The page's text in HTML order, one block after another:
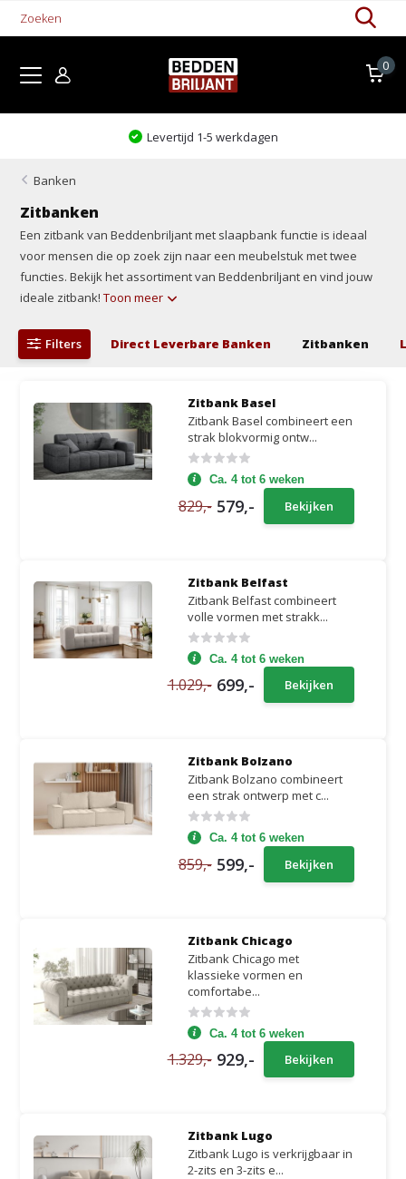
0
Levertijd 1-5 werkdagen
Banken
Zitbanken
Een zitbank van Beddenbriljant met slaapbank functie is ideaal
voor mensen die op zoek zijn naar een meubelstuk met twee
functies. Bekijk het assortiment van Beddenbriljant en vind jouw
ideale zitbank!Toon meer
Filters Direct Leverbare Banken Zitbanken
Zitbank Basel
Zitbank Basel combineert een
strak blokvormig ontw...
Ca. 4 tot 6 weken
829,- 579,- Bekijken
Zitbank Belfast
Zitbank Belfast combineert
volle vormen met strakk...
Ca. 4 tot 6 weken
1.029,- 699,- Bekijken
Zitbank Bolzano
Zitbank Bolzano combineert
een strak ontwerp met c...
Ca. 4 tot 6 weken
859,- 599,- Bekijken
Zitbank Chicago
Zitbank Chicago met
klassieke vormen en
comfortabe...
Ca. 4 tot 6 weken
1.329,- 929,- Bekijken
Zitbank Lugo
Zitbank Lugo is verkrijgbaar in
2-zits en 3-zits e...